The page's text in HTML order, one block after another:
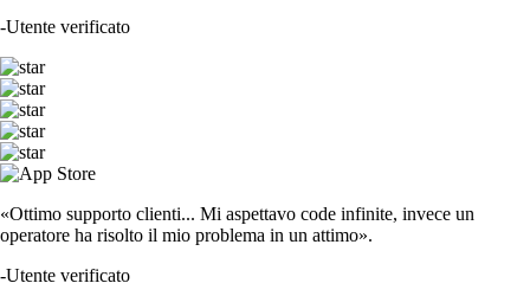
-Utente verificato
«Ottimo supporto clienti... Mi aspettavo code infinite, invece un
operatore ha risolto il mio problema in un attimo».
-Utente verificato